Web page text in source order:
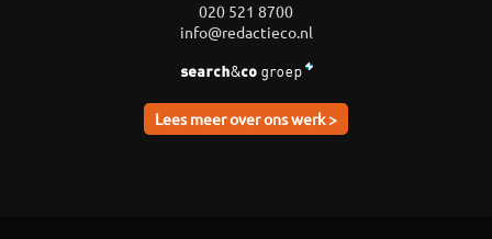
020 521 8700
info@redactieco.nl
Lees meer over ons werk >